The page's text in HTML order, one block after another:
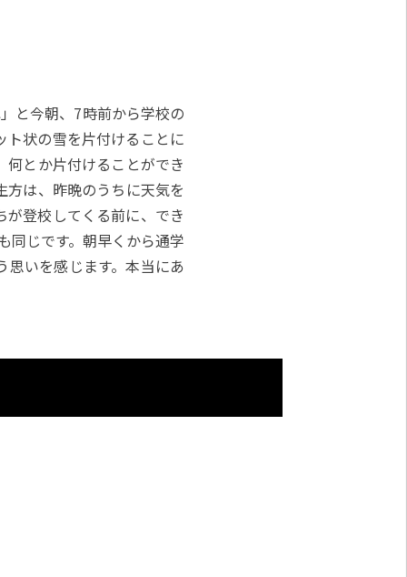
と今朝、7時前から学校の
ト状の雪を片付けることに
とか片付けることができ
方は、昨晩のうちに天気を
登校してくる前に、でき
同じです。朝早くから通学
いを感じます。本当にあ